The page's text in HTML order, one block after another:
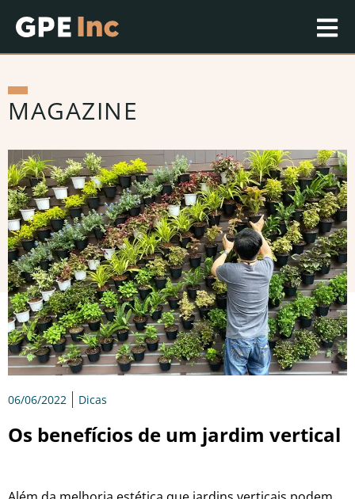
MAGAZINE
06/06/2022 Dicas
Os benefícios de um jardim vertical